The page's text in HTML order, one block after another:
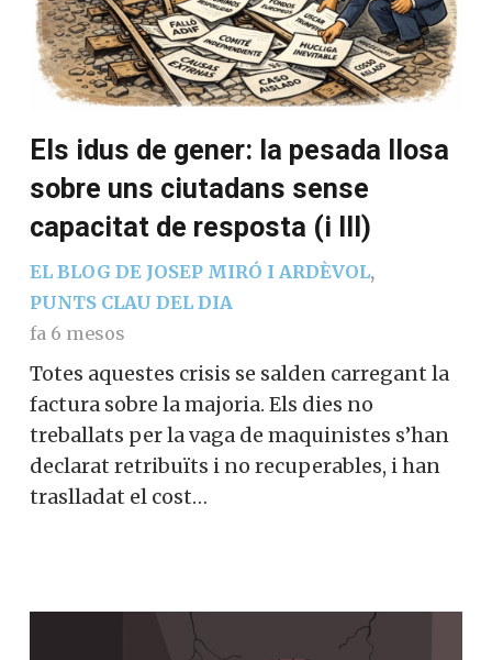
Els idus de gener: la pesada llosa
sobre uns ciutadans sense
capacitat de resposta (i III)
EL BLOG DE JOSEP MIRÓ I ARDÈVOL,
PUNTS CLAU DEL DIA
fa 6 mesos
Totes aquestes crisis se salden carregant la
factura sobre la majoria. Els dies no
treballats per la vaga de maquinistes s’han
declarat retribuïts i no recuperables, i han
traslladat el cost…